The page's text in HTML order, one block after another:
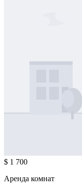
$ 1 700
Аренда комнат